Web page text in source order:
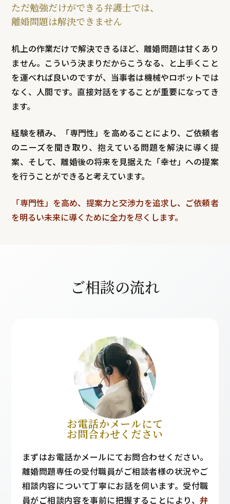
ただ勉強だけができる弁護士では、
離婚問題は解決できません
机上の作業だけで解決できるほど、離婚問題は甘くあり
ません。こういう決まりだからこうなる、と上手くこと
を運べれば良いのですが、当事者は機械やロボットでは
なく、人間です。直接対話をすることが重要になってき
ます。
経験を積み、「専門性」を高めることにより、ご依頼者
のニーズを聞き取り、抱えている問題を解決に導く提
案、そして、離婚後の将来を見据えた「幸せ」への提案
を行うことができると考えています。
「専門性」を高め、提案力と交渉力を追求し、ご依頼者
を明るい未来に導くために全力を尽くします。
ご相談の流れ
お電話かメールにて
お問合わせください
まずはお電話かメールにてお問合わせください。
離婚問題専任の受付職員がご相談者様の状況やご
相談内容について丁寧にお話を伺います。受付職
員がご相談内容を事前に把握することにより、弁